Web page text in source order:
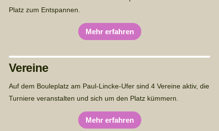
Platz zum Entspannen.
Mehr erfahren
Vereine
Auf dem Bouleplatz am Paul-Lincke-Ufer sind 4 Vereine aktiv, die
Turniere veranstalten und sich um den Platz kümmern.
Mehr erfahren